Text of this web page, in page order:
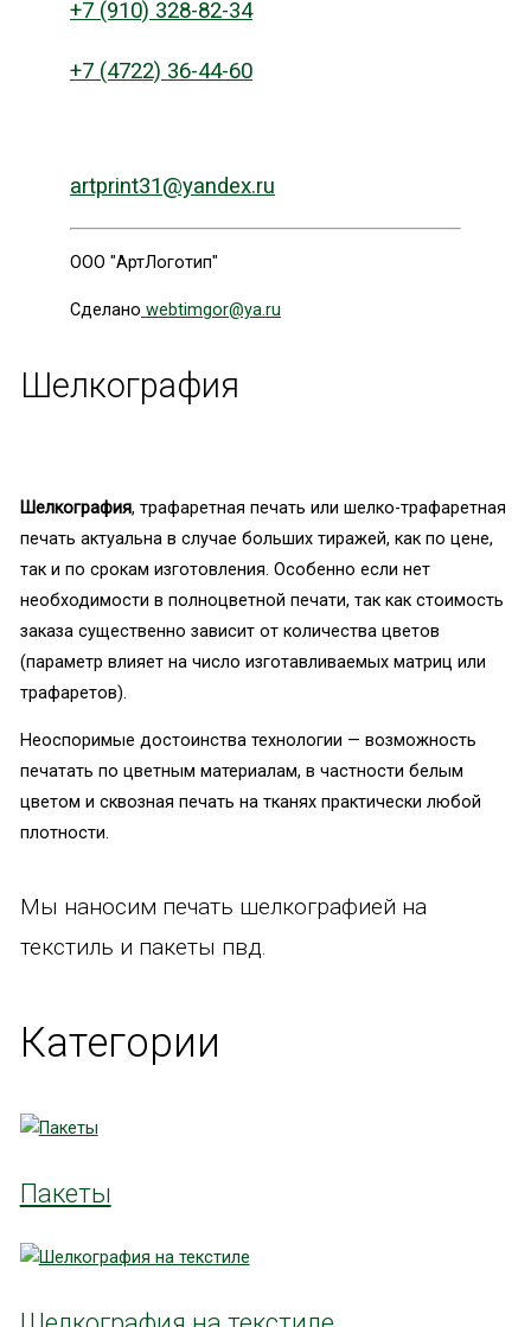
+7 (910) 328-82-34
+7 (4722) 36-44-60
artprint31@yandex.ru
ООО "АртЛоготип"
Сделано webtimgor@ya.ru
Шелкография
Шелкография, трафаретная печать или шелко-трафаретная
печать актуальна в случае больших тиражей, как по цене,
так и по срокам изготовления. Особенно если нет
необходимости в полноцветной печати, так как стоимость
заказа существенно зависит от количества цветов
(параметр влияет на число изготавливаемых матриц или
трафаретов).
Неоспоримые достоинства технологии — возможность
печатать по цветным материалам, в частности белым
цветом и сквозная печать на тканях практически любой
плотности.
Мы наносим печать шелкографией на
текстиль и пакеты пвд.
Категории
Пакеты